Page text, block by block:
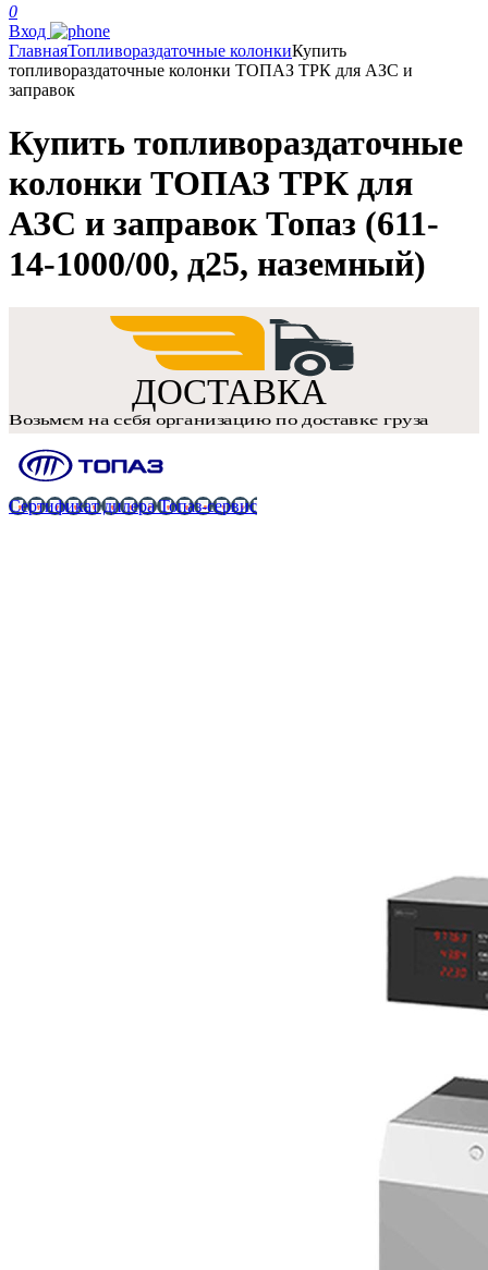
0
Вход
ГлавнаяТопливораздаточные колонкиКупить
топливораздаточные колонки ТОПАЗ ТРК для АЗС и
заправок
Купить топливораздаточные
колонки ТОПАЗ ТРК для
АЗС и заправок Топаз (611-
14-1000/00, д25, наземный)
Сертификат дилера Топаз-сервис